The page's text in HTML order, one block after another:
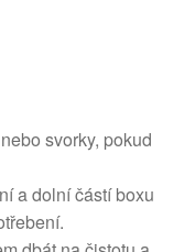
svorky, pokud
a dolní částí boxu